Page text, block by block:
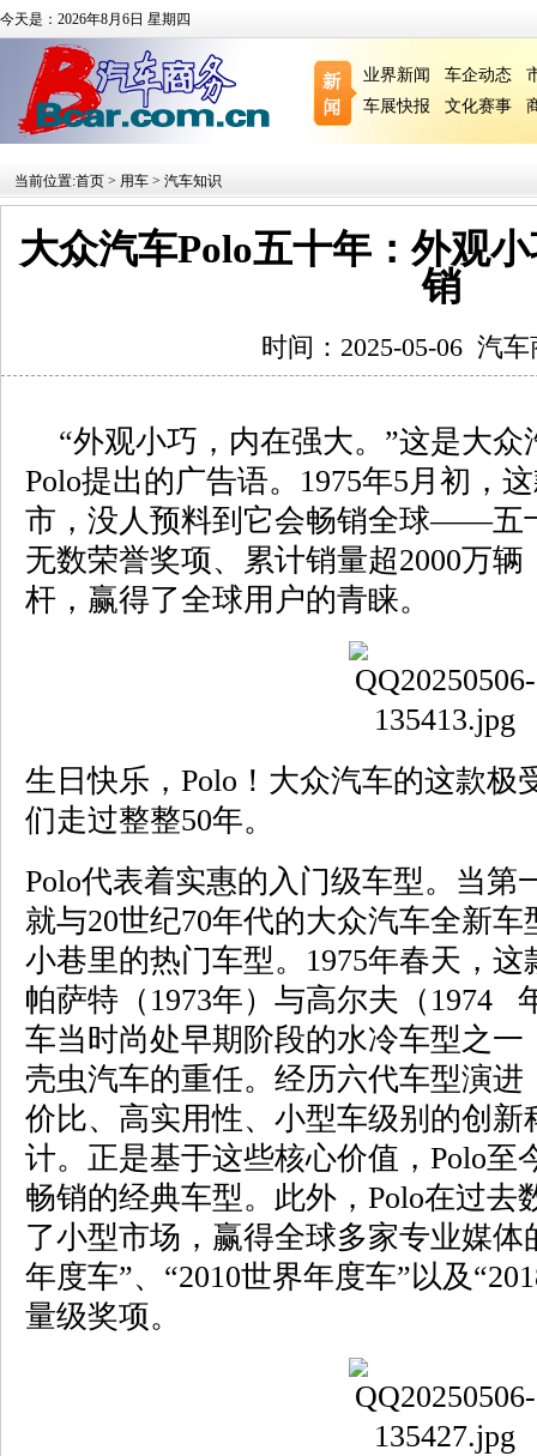
今天是：2026年8月6日 星期四
业界新闻 车企动态
车展快报
文化赛事
当前位置:首页 > 用车 > 汽车知识
大众汽车Polo五十年：外观
销
时间：2025-05-06 汽车
“外观小巧，内在强大。”这是大众
Polo提出的广告语。1975年5月初，
市，没人预料到它会畅销全球——五
无数荣誉奖项、累计销量超2000万
杆，赢得了全球用户的青睐。
生日快乐，Polo！大众汽车的这款极
们走过整整50年。
Polo代表着实惠的入门级车型。当第
就与20世纪70年代的大众汽车全新
小巷里的热门车型。1975年春天，
帕萨特（1973年）与高尔夫（1974
车当时尚处早期阶段的水冷车型之
壳虫汽车的重任。经历六代车型演进
价比、高实用性、小型车级别的创新
计。正是基于这些核心价值，Polo至
畅销的经典车型。此外，Polo在过去
了小型市场，赢得全球多家专业媒体
年度车”、“2010世界年度车”以及
量级奖项。